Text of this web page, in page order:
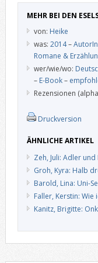
MEHR BEI DEN
von: Heike
was: 2014–
Romane &
wer/wie/wo:
– E-Book–
Rezensionen
Druckversion
ÄHNLICHE ARTIKEL
Zeh, Juli: Adler und
Groh, Kyra: Halb
Barold, Lina: Uni-
Faller, Kerstin:
Kanitz, Brigitte: